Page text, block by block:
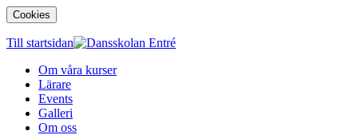
Cookies
Till startsidan
Om våra kurser
Lärare
Events
Galleri
Om oss